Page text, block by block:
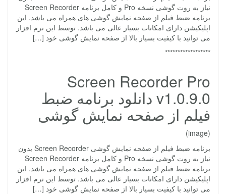
نیاز به روت گوشی نسخه Pro و کامل برنامه Screen Recorder
برنامه ضبط فیلم از صفحه نمایش گوشی های همراه می باشد. این
اپلیکیشن دارای امکانات بسیار عالی می باشد. توسط این نرم افزار
می توانید با کیفیت بسیار بالا از صفحه نمایش گوشی خود […]
******************
Screen Recorder Pro
v1.0.9.0 دانلود برنامه ضبط
فیلم از صفحه نمایش گوشی
(image)
برنامه ضبط فیلم از صفحه نمایش گوشی Screen Recorder بدون
نیاز به روت گوشی نسخه Pro و کامل برنامه Screen Recorder
برنامه ضبط فیلم از صفحه نمایش گوشی های همراه می باشد. این
اپلیکیشن دارای امکانات بسیار عالی می باشد. توسط این نرم افزار
می توانید با کیفیت بسیار بالا از صفحه نمایش گوشی خود […]